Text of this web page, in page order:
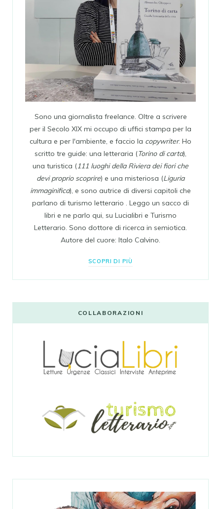
Sono una giornalista freelance. Oltre a scrivere
per il Secolo XIX mi occupo di uffici stampa per la
cultura e per l'ambiente, e faccio la copywriter. Ho
scritto tre guide: una letteraria (Torino di carta),
una turistica (111 luoghi della Riviera dei fiori che
devi proprio scoprire) e una misteriosa (Liguria
immaginifica), e sono autrice di diversi capitoli che
parlano di turismo letterario . Leggo un sacco di
libri e ne parlo qui, su Lucialibri e Turismo
Letterario. Sono dottore di ricerca in semiotica.
Autore del cuore: Italo Calvino.
SCOPRI DI PIÙ
COLLABORAZIONI